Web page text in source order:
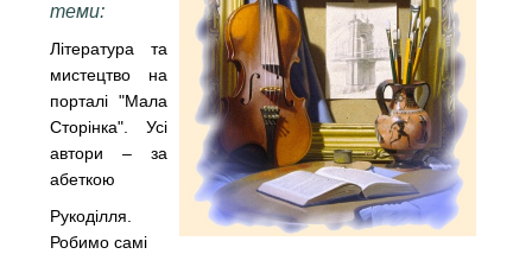
теми:
Література та
мистецтво на
порталі "Мала
Сторінка". Усі
автори – за
абеткою
Рукоділля.
Робимо самі